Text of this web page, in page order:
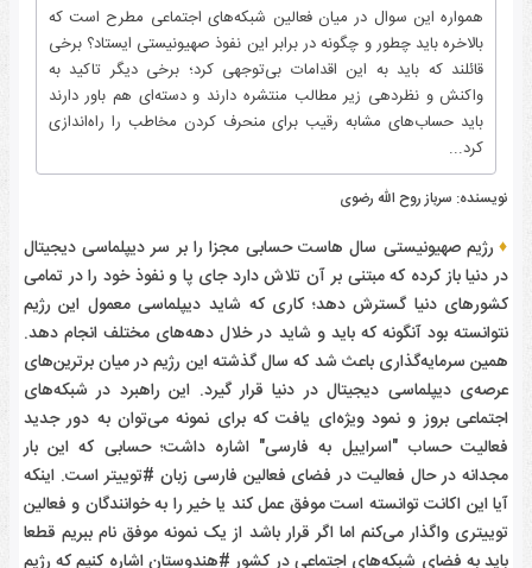
همواره این سوال در میان فعالین شبکه‌های اجتماعی مطرح است که
بالاخره باید چطور و چگونه در برابر این نفوذ صهیونیستی ایستاد؟ برخی
قائلند که باید به این اقدامات بی‌توجهی کرد؛ برخی دیگر تاکید به
واکنش و نظردهی زیر مطالب منتشره دارند و دسته‌ای هم باور دارند
باید حساب‌های مشابه رقیب برای منحرف کردن مخاطب را راه‌اندازی
کرد...
نویسنده: سرباز روح الله رضوی
♦ رژیم صهیونیستی سال هاست حسابی مجزا را بر سر دیپلماسی دیجیتال
در دنیا باز کرده که مبتنی بر آن تلاش دارد جای پا و نفوذ خود را در تمامی
کشورهای دنیا گسترش دهد؛ کاری که شاید دیپلماسی معمول این رژیم
نتوانسته بود آنگونه که باید و شاید در خلال دهه‌های مختلف انجام دهد.
همین سرمایه‌گذاری باعث شد که سال گذشته این رژیم در میان برترین‌های
عرصه‌ی دیپلماسی دیجیتال در دنیا قرار گیرد. این راهبرد در شبکه‌های
اجتماعی بروز و نمود ویژه‌ای یافت که برای نمونه می‌توان به دور جدید
فعالیت حساب "اسراییل به فارسی" اشاره داشت؛ حسابی که این بار
مجدانه در حال فعالیت در فضای فعالین فارسی زبان #توییتر است. اینکه
آیا این اکانت توانسته است موفق عمل کند یا خیر را به خوانندگان و فعالین
توییتری واگذار می‌کنم اما اگر قرار باشد از یک نمونه موفق نام ببریم قطعا